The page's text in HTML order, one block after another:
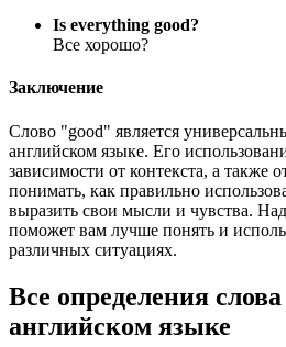
Is everything good?
Все хорошо?
Заключение
Слово "good" является
английском языке. Его
зависимости от контекста, а также
понимать, как правильно
выразить свои мысли и чувства.
поможет вам лучше понять и
различных ситуациях.
Все определения слова
английском языке